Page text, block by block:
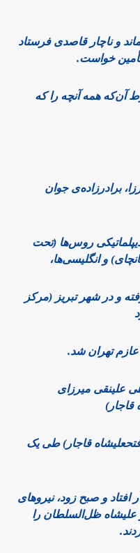
و ناچار قاصدی فرستاد
تأمین خواست.
آن‌که همه آنچه را که
برادرزاده‌ی جوان
روس‌ها (تحت
و انگلیسی‌ها،
و در شهر تبریز (مرکز
تهران شد.
علینقی میرزای
قاجار)
قاجار) طی یک
و صبح زود، نیروهای
علیشاه ظل‌السلطان را